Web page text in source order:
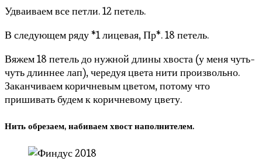
Удваиваем все петли. 12 петель.
В следующем ряду *1 лицевая, Пр*. 18 петель.
Вяжем 18 петель до нужной длины хвоста (у меня чуть-
чуть длиннее лап), чередуя цвета нити произвольно.
Заканчиваем коричневым цветом, потому что
пришивать будем к коричневому цвету.
Нить обрезаем, набиваем хвост наполнителем.